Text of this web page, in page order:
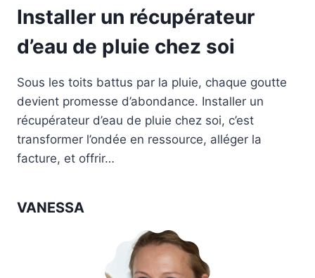
Installer un récupérateur
d’eau de pluie chez soi
Sous les toits battus par la pluie, chaque goutte
devient promesse d’abondance. Installer un
récupérateur d’eau de pluie chez soi, c’est
transformer l’ondée en ressource, alléger la
facture, et offrir…
VANESSA